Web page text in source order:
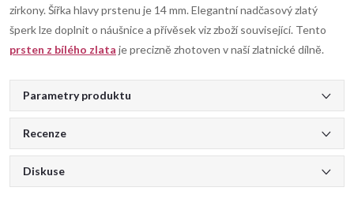
zirkony. Šířka hlavy prstenu je 14 mm. Elegantní nadčasový zlatý
šperk lze doplnit o náušnice a přívěsek viz zboží související. Tento
prsten z bílého zlata je precizně zhotoven v naší zlatnické dílně.
Parametry produktu
Recenze
Diskuse